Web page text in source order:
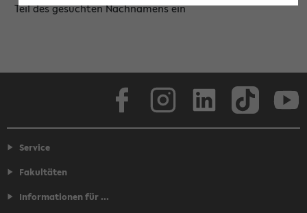
Teil des gesuchten Nachnamens ein
Service
Fakultäten
Informationen für ...